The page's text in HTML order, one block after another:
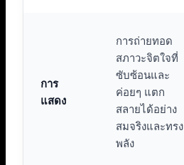
การ
แสดง
การถ่ายทอด
สภาวะจิตใจที่
ซับซ้อนและ
ค่อยๆ แตก
สลายได้อย่าง
สมจริงและทรง
พลัง